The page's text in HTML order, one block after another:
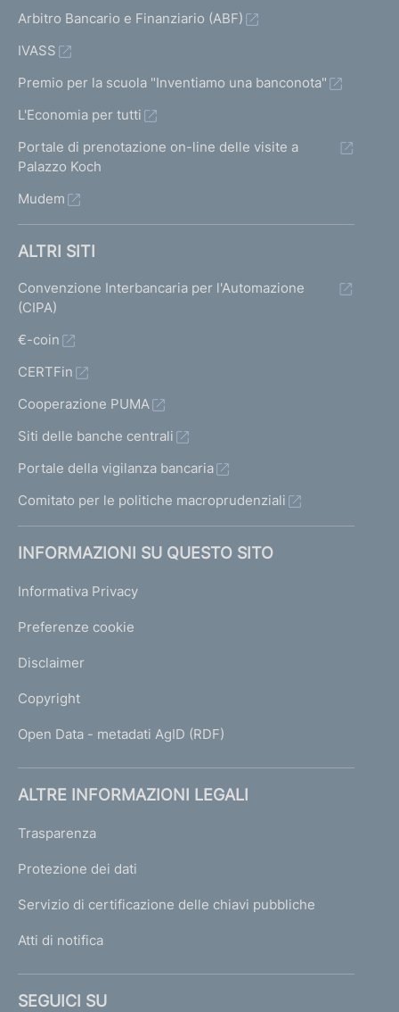
Arbitro Bancario e Finanziario (ABF)
IVASS
Premio per la scuola "Inventiamo una banconota"
L'Economia per tutti
Portale di prenotazione on-line delle visite a
Palazzo Koch
Mudem
ALTRI SITI
Convenzione Interbancaria per l'Automazione
(CIPA)
€-coin
CERTFin
Cooperazione PUMA
Siti delle banche centrali
Portale della vigilanza bancaria
Comitato per le politiche macroprudenziali
INFORMAZIONI SU QUESTO SITO
Informativa Privacy
Preferenze cookie
Disclaimer
Copyright
Open Data - metadati AgID (RDF)
ALTRE INFORMAZIONI LEGALI
Trasparenza
Protezione dei dati
Servizio di certificazione delle chiavi pubbliche
Atti di notifica
SEGUICI SU